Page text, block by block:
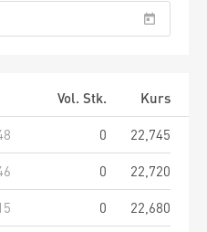
Vol. Stk.
Kurs
0
22,745
0
22,720
0
22,680